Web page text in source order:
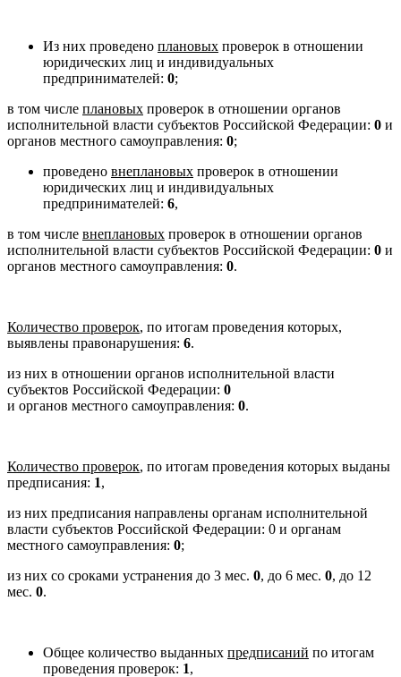
Из них проведено плановых проверок в отношении
юридических лиц и индивидуальных
предпринимателей: 0;
в том числе плановых проверок в отношении органов
исполнительной власти субъектов Российской Федерации: 0 и
органов местного самоуправления: 0;
проведено внеплановых проверок в отношении
юридических лиц и индивидуальных
предпринимателей: 6,
в том числе внеплановых проверок в отношении органов
исполнительной власти субъектов Российской Федерации: 0 и
органов местного самоуправления: 0.
Количество проверок, по итогам проведения которых,
выявлены правонарушения: 6.
из них в отношении органов исполнительной власти
субъектов Российской Федерации: 0
и органов местного самоуправления: 0.
Количество проверок, по итогам проведения которых выданы
предписания: 1,
из них предписания направлены органам исполнительной
власти субъектов Российской Федерации: 0 и органам
местного самоуправления: 0;
из них со сроками устранения до 3 мес. 0, до 6 мес. 0, до 12
мес. 0.
Общее количество выданных предписаний по итогам
проведения проверок: 1,